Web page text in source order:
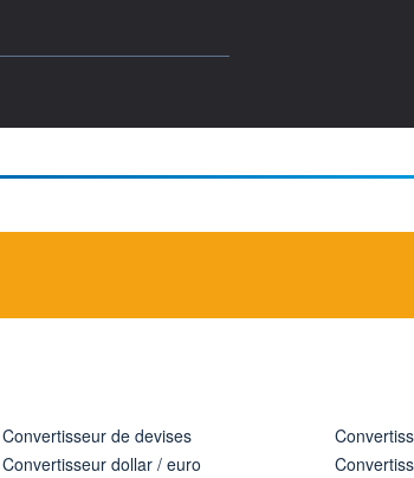
Convertisseur de devises
Convertisseur dollar / euro